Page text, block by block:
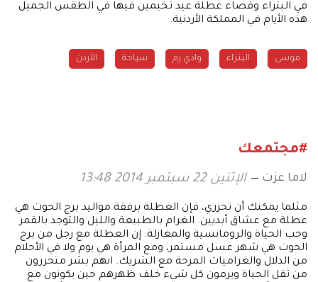
في البتراء وقضاء عطلة عيد تخيمين فيها في الطقس الجميل
هذه الأيام في المملكة الأردنية.
موسى البتراء وادي رم سياحة الأردن
#مجتمعك
لاما عزت الإثنين 22 سبتمبر 2014 13:48
مثلما يمكنك أن تحزري، فإن العطلة برفقة مواليد برج الحوت هي
عطلة مع عشاق أبديين. الغرام بالطبيعة والليل والتوجد بالقمر
وحب الحياة والرومانسية والمغازلة. إن العطلة مع رجل من برج
الحوت هي شهر عسل مستمر، ومع المرأة هي يوم ولا في الأحلام
من الدلال والغراميات المرحة مع الشريك. انهم بشر متحررون
من ثقل الحياة ويرمون كل شيء خلف ظهرهم حين يكونون مع